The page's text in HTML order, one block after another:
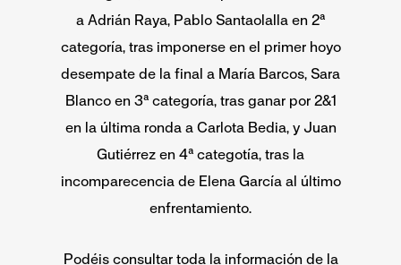
a Adrián Raya, Pablo Santaolalla en 2ª
categoría, tras imponerse en el primer hoyo
desempate de la final a María Barcos, Sara
Blanco en 3ª categoría, tras ganar por 2&1
en la última ronda a Carlota Bedia, y Juan
Gutiérrez en 4ª categotía, tras la
incomparecencia de Elena García al último
enfrentamiento.
Podéis consultar toda la información de la